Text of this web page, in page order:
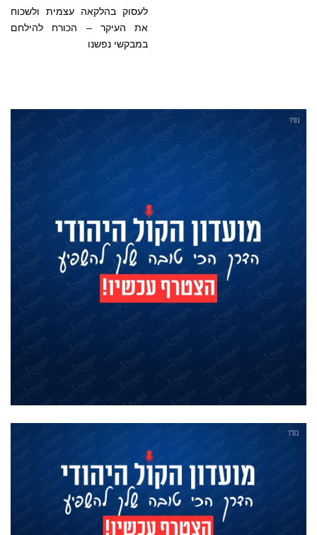
לעסוק בהלקאה עצמית ולשכוח
את העיקר – הכורח להילחם
במבקשי נפשנו